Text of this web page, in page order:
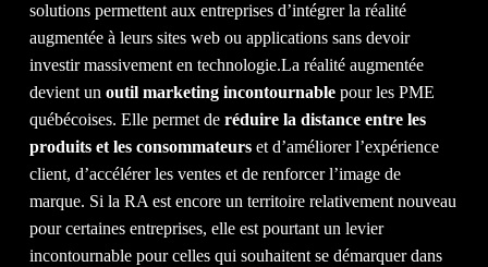
solutions permettent aux entreprises d’intégrer la réalité
augmentée à leurs sites web ou applications sans devoir
investir massivement en technologie.La réalité augmentée
devient un outil marketing incontournable pour les PME
québécoises. Elle permet de réduire la distance entre les
produits et les consommateurs et d’améliorer l’expérience
client, d’accélérer les ventes et de renforcer l’image de
marque. Si la RA est encore un territoire relativement nouveau
pour certaines entreprises, elle est pourtant un levier
incontournable pour celles qui souhaitent se démarquer dans